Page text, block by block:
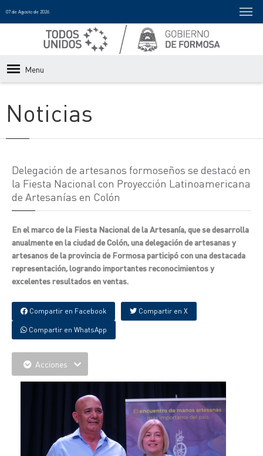
07 de Agosto de 2026
Menu
Noticias
Delegación de artesanos formoseños se destacó en
la Fiesta Nacional con Proyección Latinoamericana
de Artesanías en Colón
En el marco de la Fiesta Nacional de la Artesanía, que se desarrolla
anualmente en la ciudad de Colón, una delegación de artesanas y
artesanos de la provincia de Formosa participó con una destacada
representación, logrando importantes reconocimientos y
excelentes resultados en ventas.
Compartir en Facebook Compartir en X
Compartir en WhatsApp
Acciones